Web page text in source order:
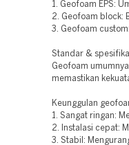
1. Geofoam EPS:
2. Geofoam block:
3. Geofoam
Standar &
Geofoam
memastikan
Keunggulan
1. Sangat ringan:
2. Instalasi cepat:
3. Stabil: